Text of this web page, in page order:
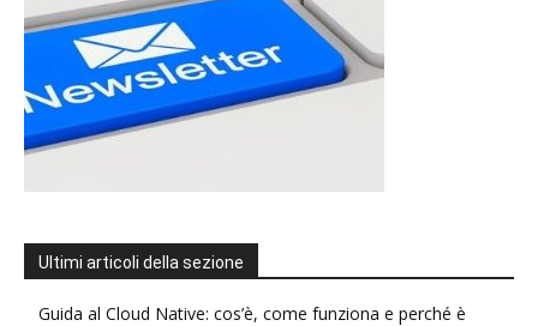
Ultimi articoli della sezione
Guida al Cloud Native: cos’è, come funziona e perché è